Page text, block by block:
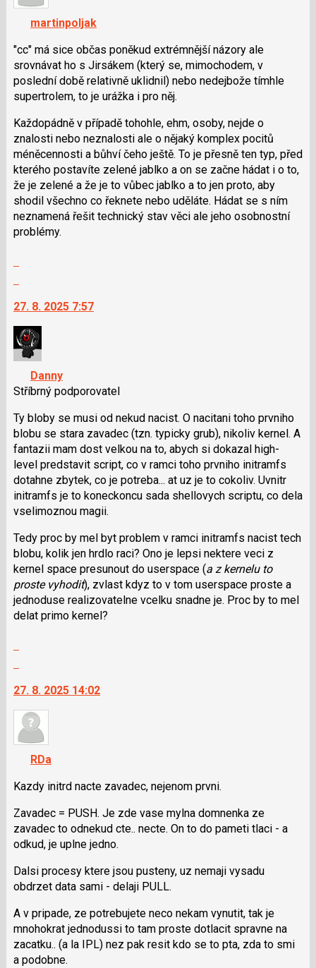
navigaci
lze
použít
i
klávesy
N
následující
a
P
pro
předchozí
nový
názor
martinpoljak
"cc" má sice občas poněkud extrémnější názory ale
srovnávat ho s Jirsákem (který se, mimochodem, v
poslední době relativně uklidnil) nebo nedejbože tímhle
supertrolem, to je urážka i pro něj.
Každopádně v případě tohohle, ehm, osoby, nejde o
znalosti nebo neznalosti ale o nějaký komplex pocitů
méněcennosti a bůhví čeho ještě. To je přesně ten typ, před
kterého postavíte zelené jablko a on se začne hádat i o to,
že je zelené a že je to vůbec jablko a to jen proto, aby
shodil všechno co řeknete nebo uděláte. Hádat se s ním
neznamená řešit technický stav věci ale jeho osobnostní
problémy.
další
nový
názor.
K
navigaci
lze
použít
i
klávesy
N
pro
následující
a
P
předchozí
nový
názor
27. 8. 2025 7:57
Danny
Stříbrný podporovatel
Ty bloby se musi od nekud nacist. O nacitani toho prvniho
blobu se stara zavadec (tzn. typicky grub), nikoliv kernel. A
fantazii mam dost velkou na to, abych si dokazal high-
level predstavit script, co v ramci toho prvniho initramfs
dotahne zbytek, co je potreba... at uz je to cokoliv. Uvnitr
initramfs je to koneckoncu sada shellovych scriptu, co dela
vselimoznou magii.
Tedy proc by mel byt problem v ramci initramfs nacist tech
blobu, kolik jen hrdlo raci? Ono je lepsi nektere veci z
kernel space presunout do userspace (a z kernelu to
proste vyhodit), zvlast kdyz to v tom userspace proste a
jednoduse realizovatelne vcelku snadne je. Proc by to mel
delat primo kernel?
další
nový
názor.
navigaci
lze
použít
klávesy
N
pro
a
P
pro
předchozí
nový
názor
27. 8. 2025 14:02
RDa
Kazdy initrd nacte zavadec, nejenom prvni.
Zavadec = PUSH. Je zde vase mylna domnenka ze
zavadec to odnekud cte.. necte. On to do pameti tlaci - a
odkud, je uplne jedno.
Dalsi procesy ktere jsou pusteny, uz nemaji vysadu
obdrzet data sami - delaji PULL.
A v pripade, ze potrebujete neco nekam vynutit, tak je
mnohokrat jednodussi to tam proste dotlacit spravne na
zacatku.. (a la IPL) nez pak resit kdo se to pta, zda to smi
a podobne.